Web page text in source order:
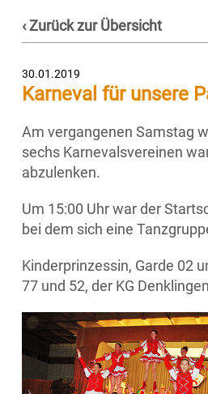
‹ Zurück zur Übersicht
30.01.2019
Karneval für unsere
Am vergangenen Samstag
sechs Karnevalsvereinen
abzulenken.
Um 15:00 Uhr war der
bei dem sich eine
Kinderprinzessin, Garde 02
77 und 52, der KG